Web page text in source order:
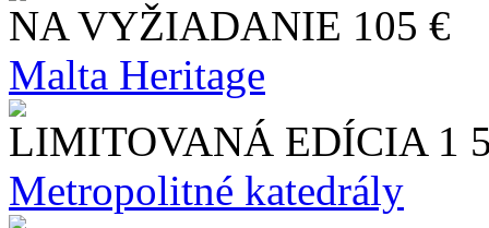
NA VYŽIADANIE 105 €
Malta Heritage
LIMITOVANÁ EDÍCIA 1
Metropolitné katedrály